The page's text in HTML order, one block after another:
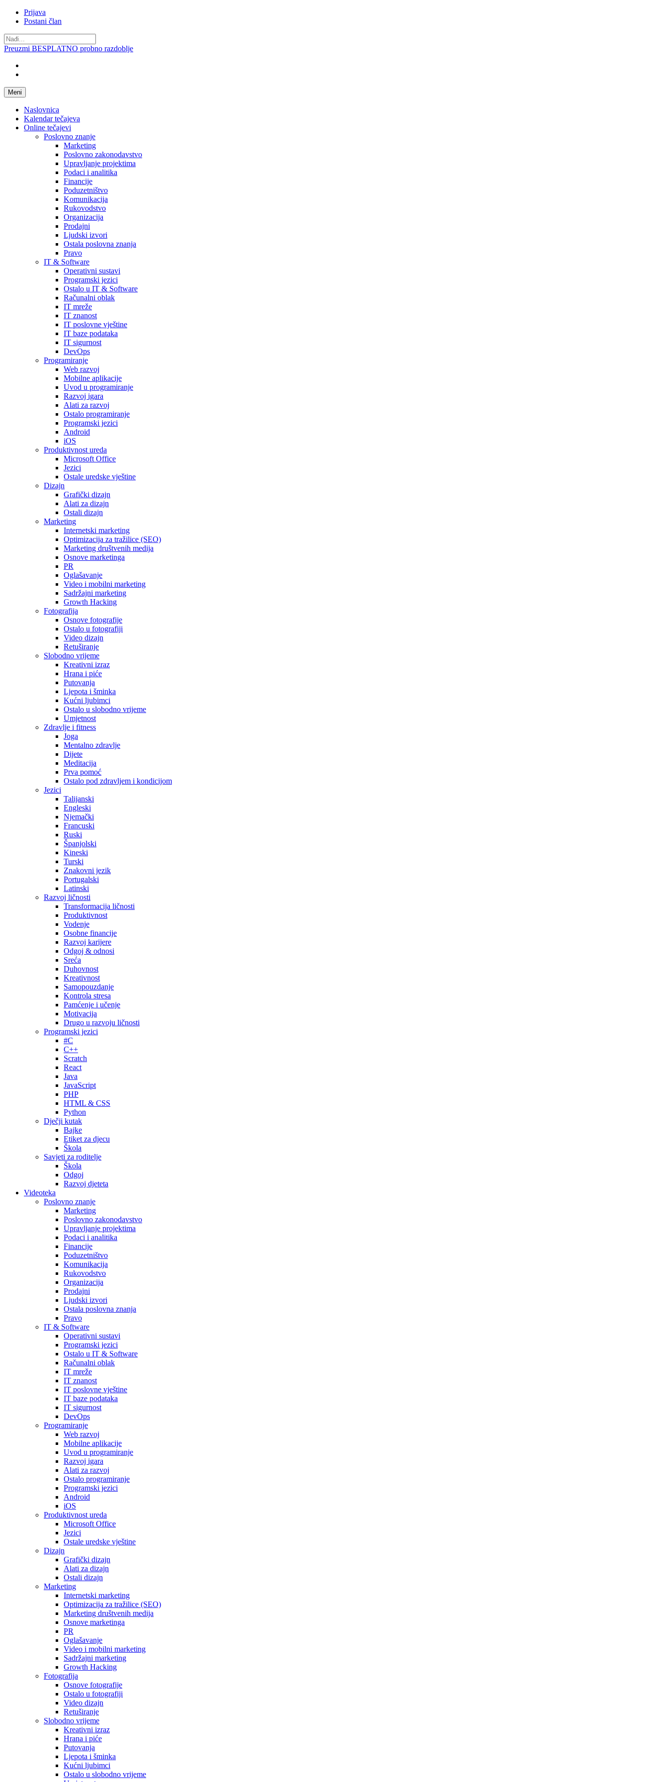
Prijava
Postani član
Preuzmi BESPLATNO probno razdoblje
Meni
Naslovnica
Kalendar tečajeva
Online tečajevi
Poslovno znanje
Marketing
Poslovno zakonodavstvo
Upravljanje projektima
Podaci i analitika
Financije
Poduzetništvo
Komunikacija
Rukovodstvo
Organizacija
Prodajni
Ljudski izvori
Ostala poslovna znanja
Pravo
IT & Software
Operativni sustavi
Programski jezici
Ostalo u IT & Software
Računalni oblak
IT mreže
IT znanost
IT poslovne vještine
IT baze podataka
IT sigurnost
DevOps
Programiranje
Web razvoj
Mobilne aplikacije
Uvod u programiranje
Razvoj igara
Alati za razvoj
Ostalo programiranje
Programski jezici
Android
iOS
Produktivnost ureda
Microsoft Office
Jezici
Ostale uredske vještine
Dizajn
Grafički dizajn
Alati za dizajn
Ostali dizajn
Marketing
Internetski marketing
Optimizacija za tražilice (SEO)
Marketing društvenih medija
Osnove marketinga
PR
Oglašavanje
Video i mobilni marketing
Sadržajni marketing
Growth Hacking
Fotografija
Osnove fotografije
Ostalo u fotografiji
Video dizajn
Retuširanje
Slobodno vrijeme
Kreativni izraz
Hrana i piće
Putovanja
Ljepota i šminka
Kućni ljubimci
Ostalo u slobodno vrijeme
Umjetnost
Zdravlje i fitness
Joga
Mentalno zdravlje
Dijete
Meditacija
Prva pomoć
Ostalo pod zdravljem i kondicijom
Jezici
Talijanski
Engleski
Njemački
Francuski
Ruski
Španjolski
Kineski
Turski
Znakovni jezik
Portugalski
Latinski
Razvoj ličnosti
Transformacija ličnosti
Produktivnost
Vodenje
Osobne financije
Razvoj karijere
Odgoj & odnosi
Sreća
Duhovnost
Kreativnost
Samopouzdanje
Kontrola stresa
Pamćenje i učenje
Motivacija
Drugo u razvoju ličnosti
Programski jezici
#C
C++
Scratch
React
Java
JavaScript
PHP
HTML & CSS
Python
Dječji kutak
Bajke
Etiket za djecu
Škola
Savjeti za roditelje
Škola
Odgoj
Razvoj djeteta
Videoteka
Poslovno znanje
Marketing
Poslovno zakonodavstvo
Upravljanje projektima
Podaci i analitika
Financije
Poduzetništvo
Komunikacija
Rukovodstvo
Organizacija
Prodajni
Ljudski izvori
Ostala poslovna znanja
Pravo
IT & Software
Operativni sustavi
Programski jezici
Ostalo u IT & Software
Računalni oblak
IT mreže
IT znanost
IT poslovne vještine
IT baze podataka
IT sigurnost
DevOps
Programiranje
Web razvoj
Mobilne aplikacije
Uvod u programiranje
Razvoj igara
Alati za razvoj
Ostalo programiranje
Programski jezici
Android
iOS
Produktivnost ureda
Microsoft Office
Jezici
Ostale uredske vještine
Dizajn
Grafički dizajn
Alati za dizajn
Ostali dizajn
Marketing
Internetski marketing
Optimizacija za tražilice (SEO)
Marketing društvenih medija
Osnove marketinga
PR
Oglašavanje
Video i mobilni marketing
Sadržajni marketing
Growth Hacking
Fotografija
Osnove fotografije
Ostalo u fotografiji
Video dizajn
Retuširanje
Slobodno vrijeme
Kreativni izraz
Hrana i piće
Putovanja
Ljepota i šminka
Kućni ljubimci
Ostalo u slobodno vrijeme